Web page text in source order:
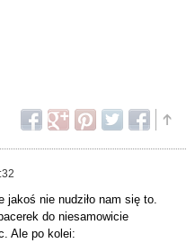
jakoś nie nudziło nam się to.
do niesamowicie
Ale po kolei: